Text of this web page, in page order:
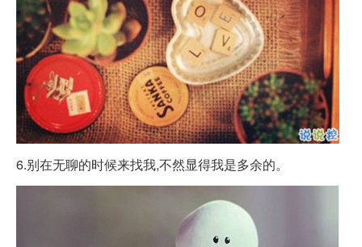
6.别在无聊的时候来找我,不然显得我是多余的。